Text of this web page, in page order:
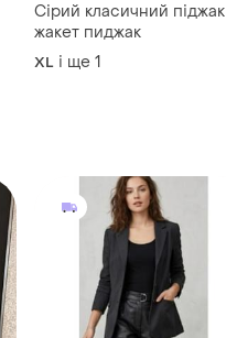
Сірий класичний піджак
жакет пиджак
XL і ще 1